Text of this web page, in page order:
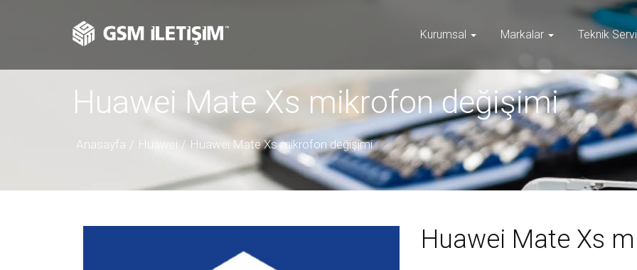
Kurumsal Markalar Teknik
Huawei Mate Xs mikrofon değişimi
Anasayfa Huawei Huawei Mate Xs mikrofon değişimi
Huawei Mate Xs